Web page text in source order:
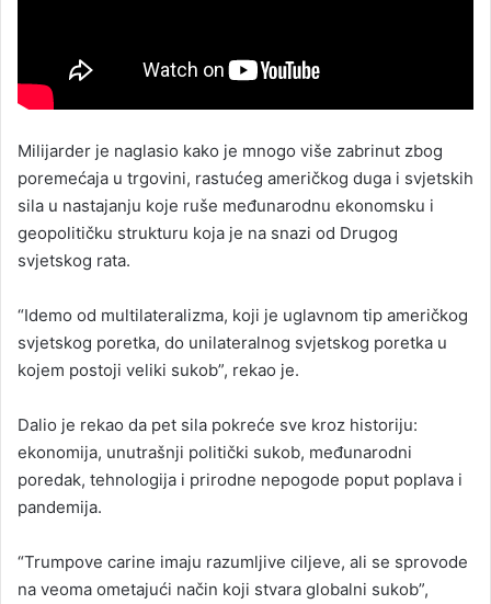
Milijarder je naglasio kako je mnogo više zabrinut zbog
poremećaja u trgovini, rastućeg američkog duga i svjetskih
sila u nastajanju koje ruše međunarodnu ekonomsku i
geopolitičku strukturu koja je na snazi od Drugog
svjetskog rata.
“Idemo od multilateralizma, koji je uglavnom tip američkog
svjetskog poretka, do unilateralnog svjetskog poretka u
kojem postoji veliki sukob”, rekao je.
Dalio je rekao da pet sila pokreće sve kroz historiju:
ekonomija, unutrašnji politički sukob, međunarodni
poredak, tehnologija i prirodne nepogode poput poplava i
pandemija.
“Trumpove carine imaju razumljive ciljeve, ali se sprovode
na veoma ometajući način koji stvara globalni sukob”,